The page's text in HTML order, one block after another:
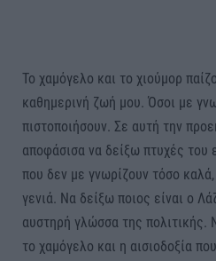
Το χαμόγελο και το χιούμορ
καθημερινή ζωή μου. Όσοι με
πιστοποιήσουν. Σε αυτή την
αποφάσισα να δείξω πτυχές του
που δεν με γνωρίζουν τόσο καλά,
γενιά. Να δείξω ποιος είναι ο
αυστηρή γλώσσα της πολιτικής.
το χαμόγελο και η αισιοδοξία